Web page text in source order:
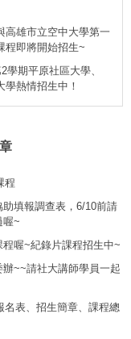
高雄市立空中大學第一
程即將開始招生~
學期平原社區大學、
學熱情招生中！
程
填報調查表，6/10前請
喔~
喔~紀錄片課程招生中~
辦~~請社大講師學員一起
名表、招生簡章、課程總